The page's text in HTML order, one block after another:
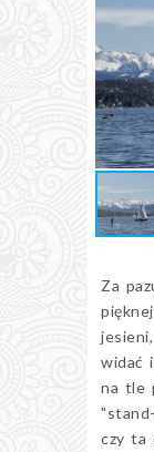
Za
widać
na tle
czy ta